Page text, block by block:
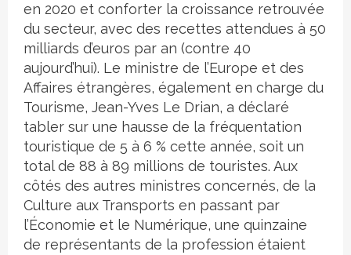
en 2020 et conforter la croissance retrouvée
du secteur, avec des recettes attendues à 50
milliards d’euros par an (contre 40
aujourd’hui). Le ministre de l’Europe et des
Affaires étrangères, également en charge du
Tourisme, Jean-Yves Le Drian, a déclaré
tabler sur une hausse de la fréquentation
touristique de 5 à 6 % cette année, soit un
total de 88 à 89 millions de touristes. Aux
côtés des autres ministres concernés, de la
Culture aux Transports en passant par
l’Économie et le Numérique, une quinzaine
de représentants de la profession étaient